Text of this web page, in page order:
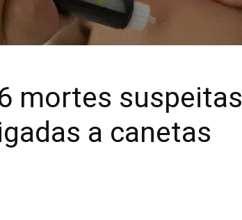
mortes suspeitas
a canetas